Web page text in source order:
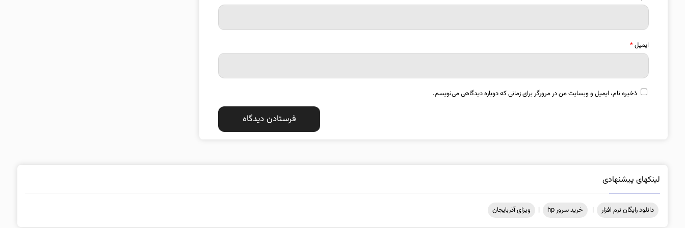
ایمیل*
ذخیره نام، ایمیل و وبسایت من در مرورگر برای زمانی که دوباره دیدگاهی می‌نویسم.
لینکهای پیشنهادی
دانلود رایگان نرم افزار | خرید سرور hp | ویزای آذربایجان